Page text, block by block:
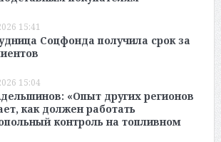
15:41
Соцфонда получила срок за
15:04
«Опыт других регионов
как должен работать
контроль на топливном